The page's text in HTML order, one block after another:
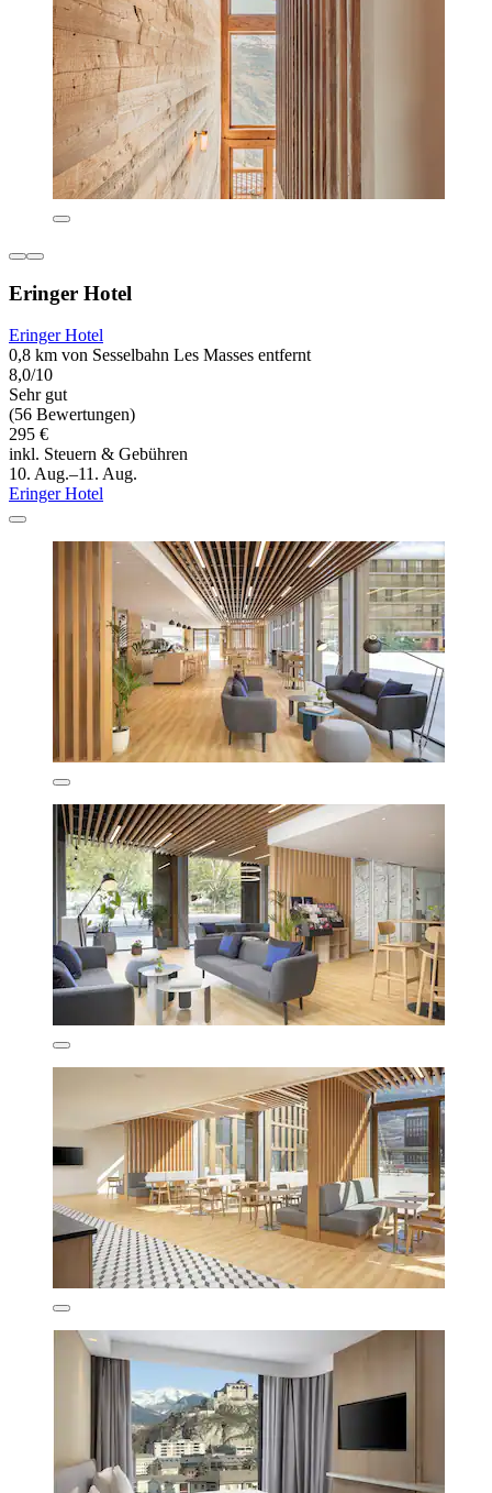
Eringer Hotel
Eringer Hotel
0,8 km von Sesselbahn Les Masses entfernt
8,0/10
Sehr gut
(56 Bewertungen)
295 €
inkl. Steuern & Gebühren
10. Aug.–11. Aug.
Eringer Hotel